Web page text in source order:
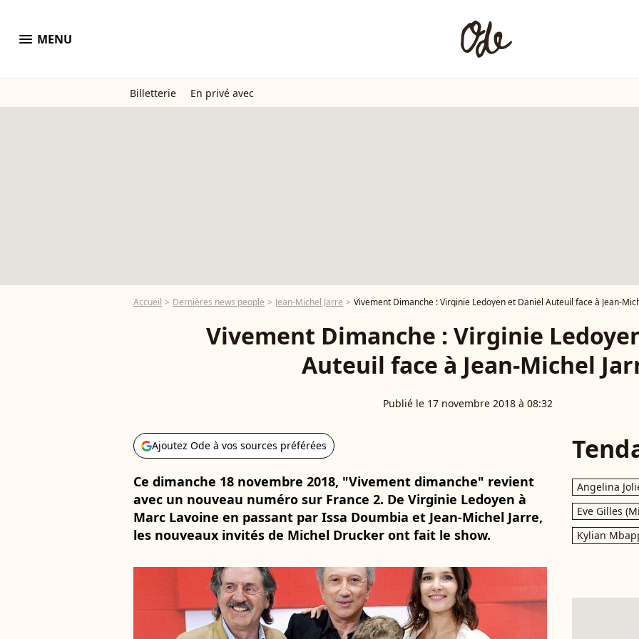
menu MENU
Billetterie En privé avec
Accueil Dernières news people Jean-Michel Jarre Vivement Dimanche : Virginie Ledoyen et Daniel Auteuil face à Jean-
Vivement Dimanche : Virginie
Auteuil face à Jean-Michel
Publié le 17 novembre 2018 à 08:32
Ajoutez Ode à vos sources préférées
Ce dimanche 18 novembre 2018, "Vivement dimanche" revient
avec un nouveau numéro sur France 2. De Virginie Ledoyen à
Marc Lavoine en passant par Issa Doumbia et Jean-Michel Jarre,
les nouveaux invités de Michel Drucker ont fait le show.
Angelina
Eve Gilles
Kylian